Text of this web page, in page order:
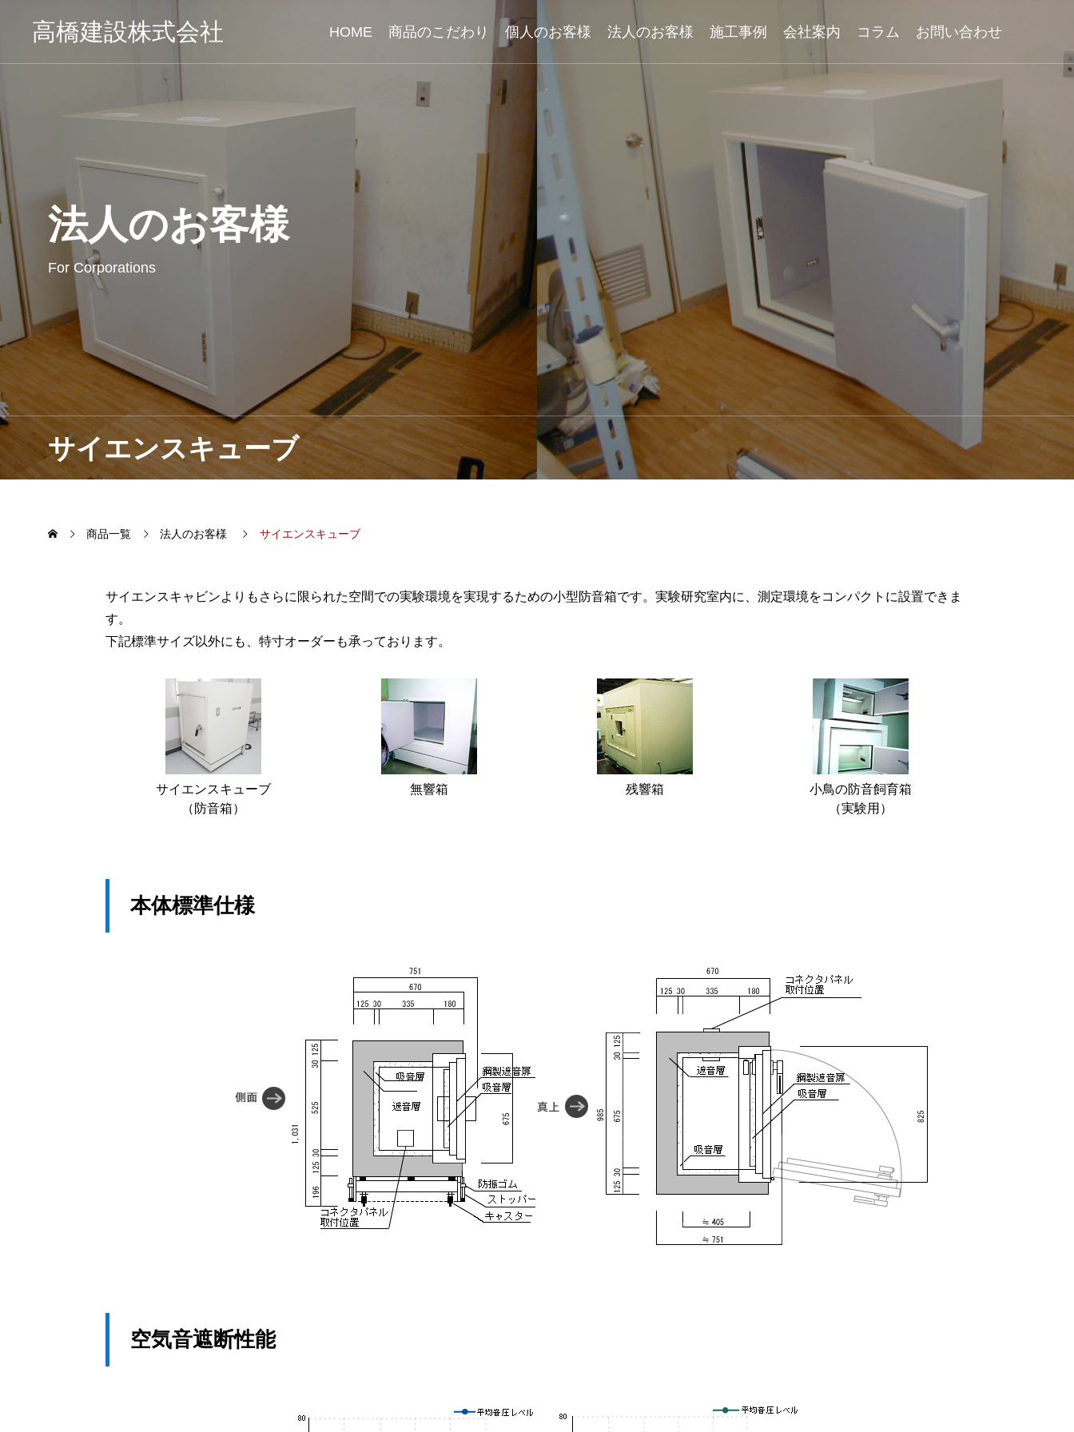
高橋建設株式会社 HOME 商品のこだわり 個人のお客様 法人のお客様 施工事例 会社案内 コラム お問い合わせ
サイエンスキューブ
法人のお客様
For Corporations
商品一覧 法人のお客様 サイエンスキューブ
サイエンスキャビンよりもさらに限られた空間での実験環境を実現するための小型防音箱です。実験研究室内に、測定環境をコンパクトに設置できま
す。
下記標準サイズ以外にも、特寸オーダーも承っております。
サイエンスキューブ
（防音箱）
無響箱 残響箱
小鳥の防音飼育箱
（実験用）
本体標準仕様
空気音遮断性能